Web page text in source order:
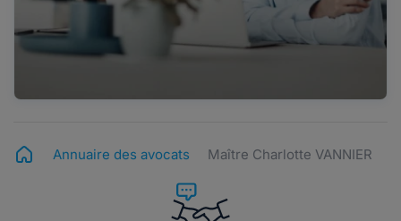
Annuaire des avocats Maître Charlotte VANNIER